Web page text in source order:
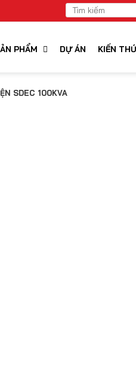
PHẨM DỰ ÁN KIẾN
SDEC 100KVA